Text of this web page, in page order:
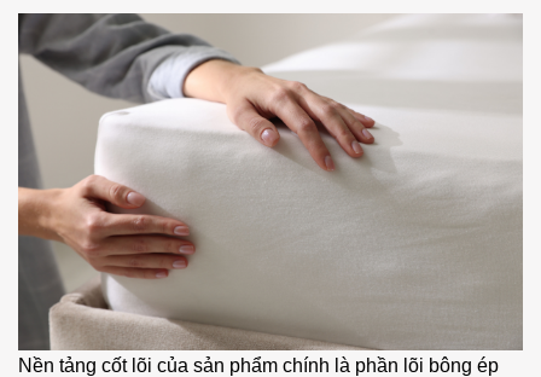
Nền tảng cốt lõi của sản phẩm chính là phần lõi bông ép